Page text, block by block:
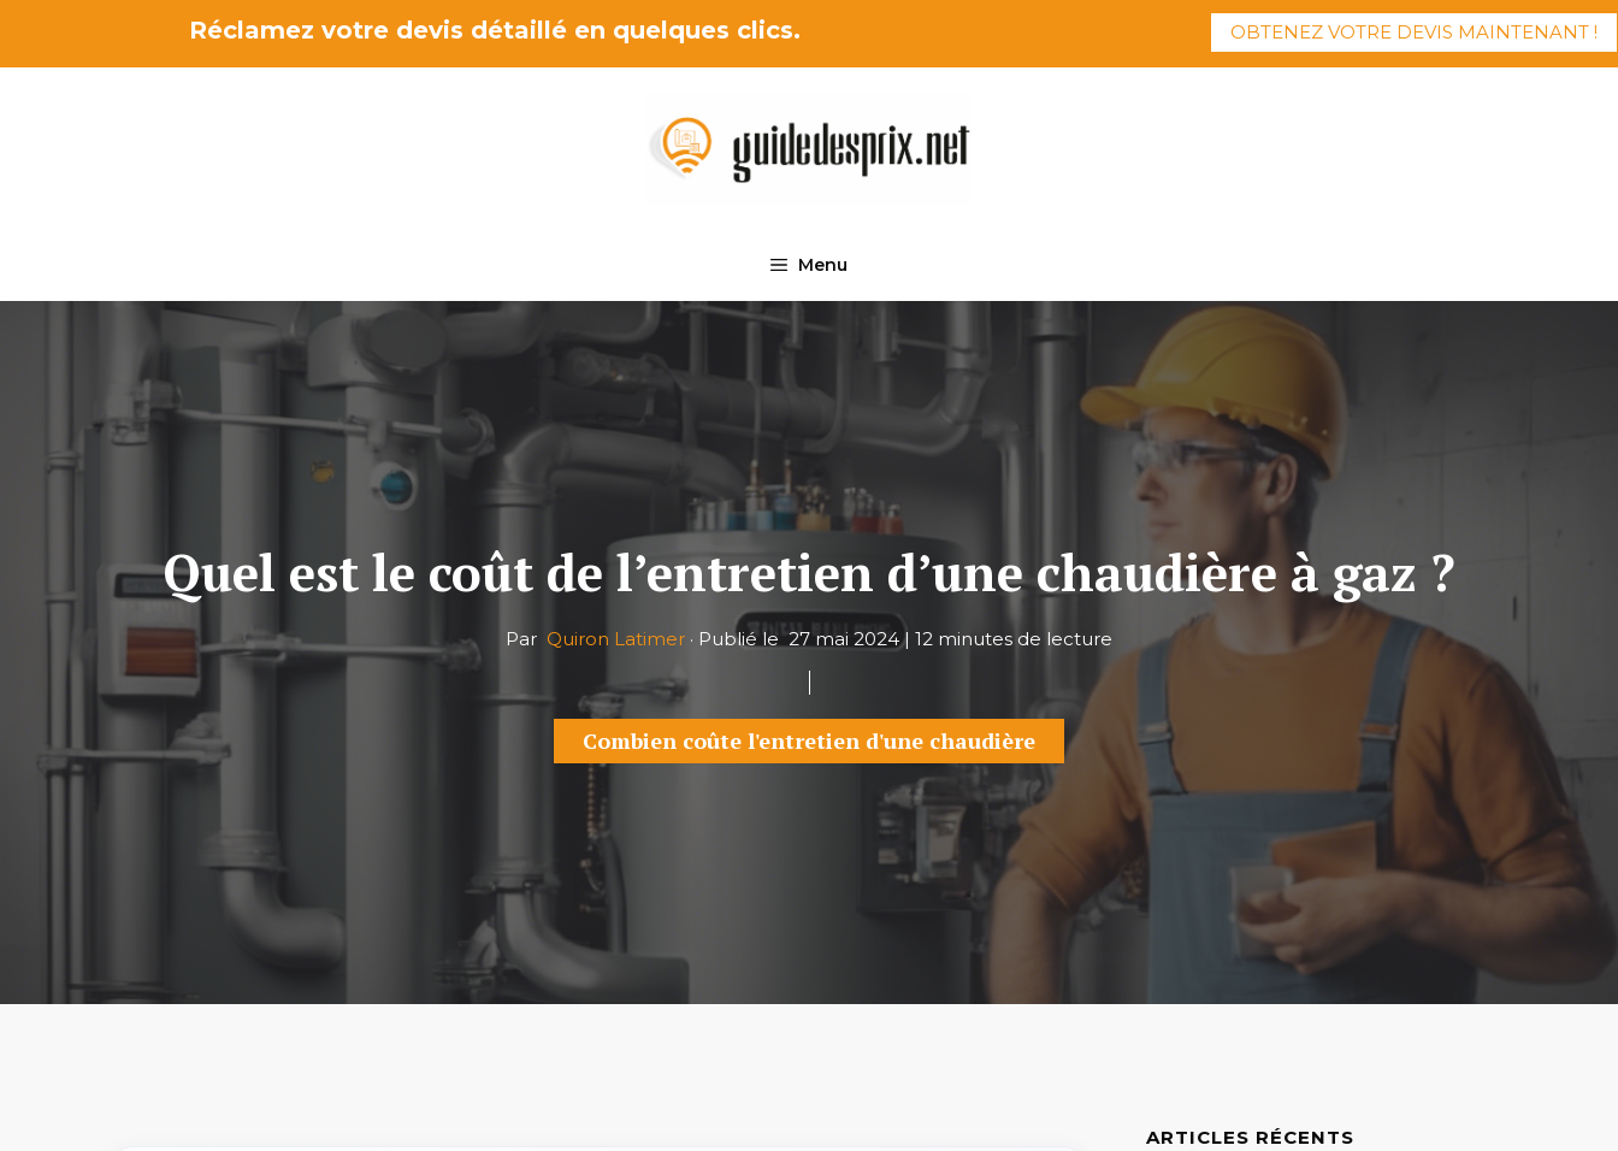
contenu
Réclamez votre devis détaillé en quelques clics. OBTENEZ VOTRE DEVIS MAINTENANT !
Menu
Quel est le coût de l’entretien d’une chaudière à gaz ?
Par Quiron Latimer · Publié le27 mai 2024| 12 minutes de lecture
Combien coûte l'entretien d'une chaudière
ARTICLES RÉCENTS